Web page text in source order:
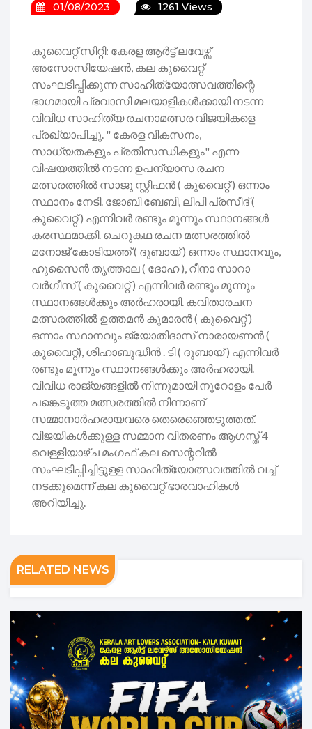
01/08/2023 1261 Views
കുവൈറ്റ് സിറ്റി: കേരള ആർട്ട് ലവേഴ്സ്
അസോസിയേഷൻ, കല കുവൈറ്റ്
സംഘടിപ്പിക്കുന്ന സാഹിത്യോത്സവത്തിന്റെ
ഭാഗമായി പ്രവാസി മലയാളികൾക്കായി നടന്ന
വിവിധ സാഹിത്യ രചനാമത്സര വിജയികളെ
പ്രഖ്യാപിച്ചു. " കേരള വികസനം,
സാധ്യതകളും പ്രതിസന്ധികളും" എന്ന
വിഷയത്തിൽ നടന്ന ഉപന്യാസ രചന
മത്സരത്തിൽ സാജു സ്റ്റീഫൻ ( കുവൈറ്റ് ) ഒന്നാം
സ്ഥാനം നേടി. ജോബി ബേബി, ലിപി പ്രസീദ് (
കുവൈറ്റ് ) എന്നിവർ രണ്ടും മൂന്നും സ്ഥാനങ്ങൾ
കരസ്ഥമാക്കി. ചെറുകഥ രചന മത്സരത്തിൽ
മനോജ് കോടിയത്ത് ( ദുബായ് ) ഒന്നാം സ്ഥാനവും,
ഹുസൈൻ തൃത്താല ( ദോഹ ), റീനാ സാറാ
വർഗീസ് ( കുവൈറ്റ് ) എന്നിവർ രണ്ടും മൂന്നും
സ്ഥാനങ്ങൾക്കും അർഹരായി. കവിതാരചന
മത്സരത്തിൽ ഉത്തമൻ കുമാരൻ ( കുവൈറ്റ് )
ഒന്നാം സ്ഥാനവും ജ്യോതിദാസ് നാരായണൻ (
കുവൈറ്റ്), ശിഹാബുദ്ധീൻ . ടി ( ദുബായ് ) എന്നിവർ
രണ്ടും മൂന്നും സ്ഥാനങ്ങൾക്കും അർഹരായി.
വിവിധ രാജ്യങ്ങളിൽ നിന്നുമായി നൂറോളം പേർ
പങ്കെടുത്ത മത്സരത്തിൽ നിന്നാണ്
സമ്മാനാർഹരായവരെ തെരെഞ്ഞെടുത്തത്.
വിജയികൾക്കുള്ള സമ്മാന വിതരണം ആഗസ്ത് 4
വെള്ളിയാഴ്ച മംഗഫ് കല സെന്ററിൽ
സംഘടിപ്പിച്ചിട്ടുള്ള സാഹിത്യോത്സവത്തിൽ വച്ച്
നടക്കുമെന്ന് കല കുവൈറ്റ് ഭാരവാഹികൾ
അറിയിച്ചു.
RELATED NEWS